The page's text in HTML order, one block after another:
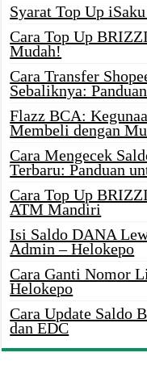
Syarat Top Up
Cara Top Up
Mudah!
Cara Transfer
Sebaliknya:
Flazz BCA:
Membeli dengan
Cara Mengecek
Terbaru: Panduan
Cara Top Up
ATM Mandiri
Isi Saldo DANA
Admin – Helokepo
Cara Ganti Nomor
Helokepo
Cara Update Saldo
dan EDC